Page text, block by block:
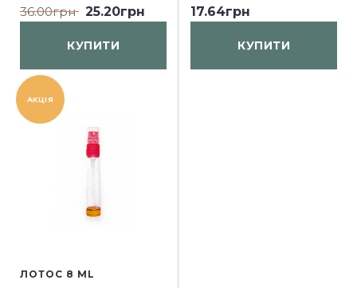
36.00грн 25.20грн
КУПИТИ
17.64грн
КУПИТИ
АКЦІЯ
ЛОТОС 8 ML